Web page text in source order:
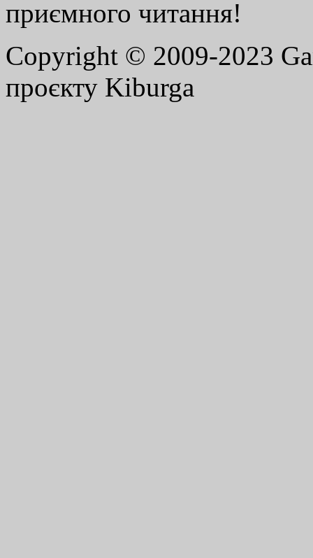
приємного читання!
Copyright © 2009-2023
проєкту Kiburga